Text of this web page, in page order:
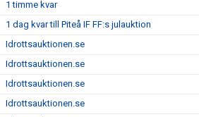
1 timme kvar
1 dag kvar till Piteå IF FF:s julauktion
Idrottsauktionen.se
Idrottsauktionen.se
Idrottsauktionen.se
Idrottsauktionen.se